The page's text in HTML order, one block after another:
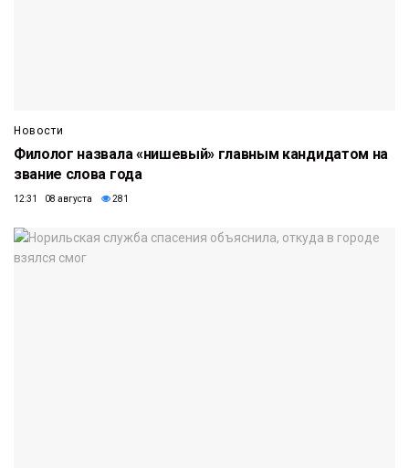
Новости
Филолог назвала «нишевый» главным кандидатом на
звание слова года
12:31 08 августа 281